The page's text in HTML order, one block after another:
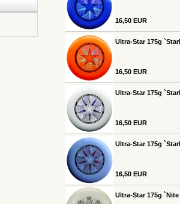
16,50 EUR
Ultra-Star 175g
16,50 EUR
Ultra-Star 175g
16,50 EUR
Ultra-Star 175g
16,50 EUR
Ultra-Star 175g